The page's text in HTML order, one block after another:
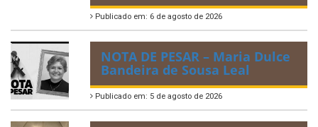
Publicado em: 6 de agosto de 2026
NOTA DE PESAR – Maria Dulce
Bandeira de Sousa Leal
Publicado em: 5 de agosto de 2026